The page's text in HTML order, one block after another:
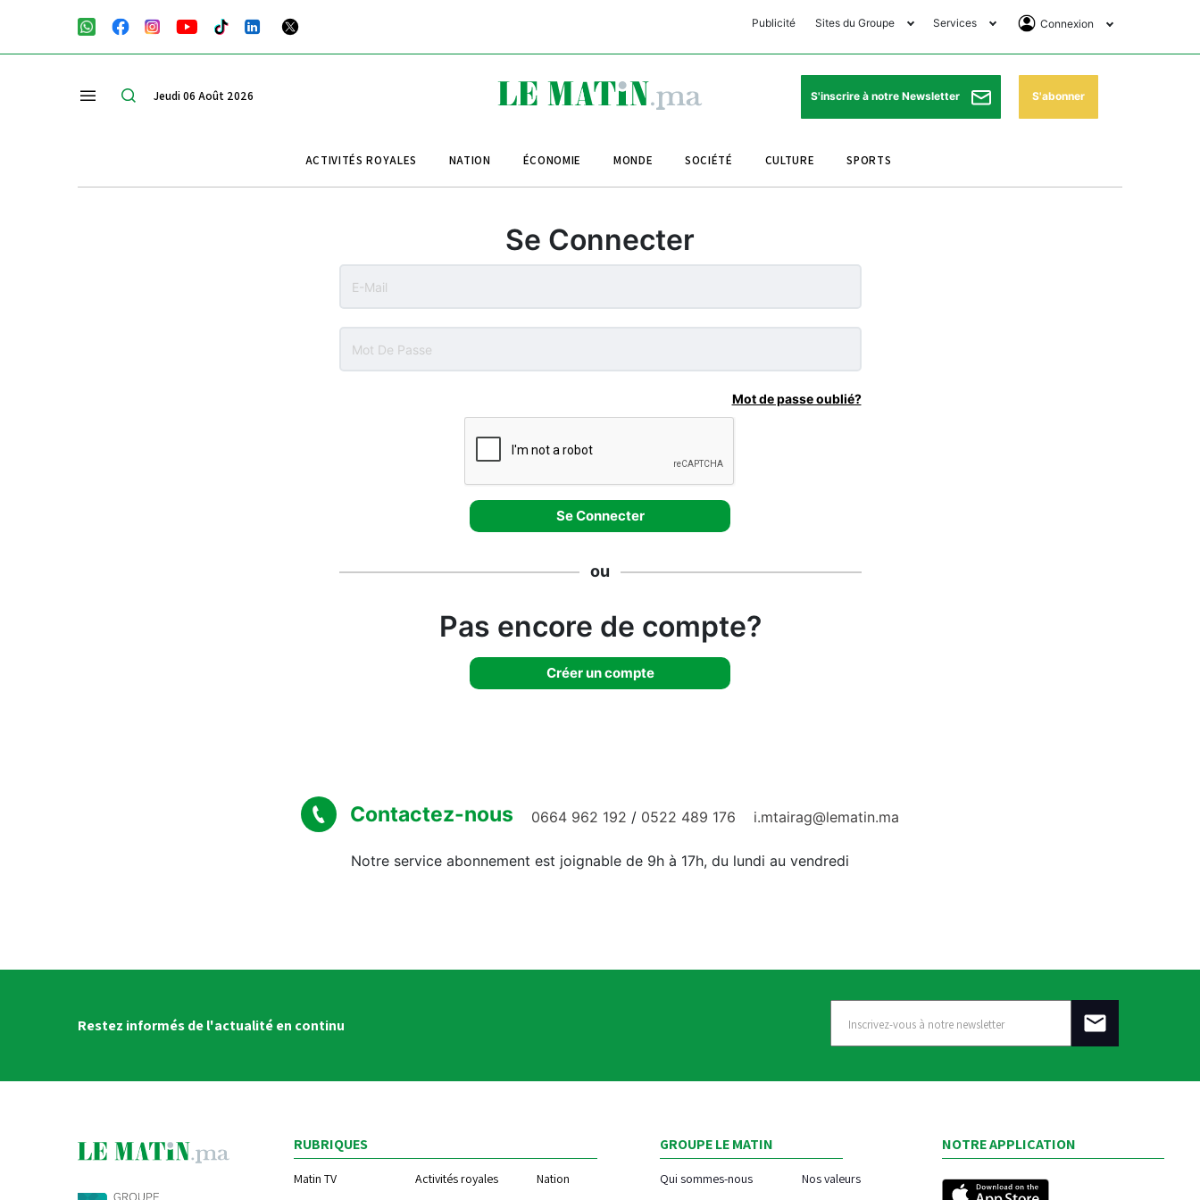
Publicité Sites du Groupe
Club Avantages
Le Matin Sports
Le Matin Store
Services
Horaires de prières
Pharmacies de garde
Programme TV
Connexion
Se Connecter
Abonnement
Jeudi 06 Août 2026 S'inscrire à notre Newsletter S'abonner
ACTIVITÉS ROYALES NATION ÉCONOMIE MONDE SOCIÉTÉ CULTURE SPORTS
Se Connecter
Mot de passe oublié?
ou
Pas encore de compte?
Créer un compte
Contactez-nous 0664 962 192 / 0522 489 176 i.mtairag@lematin.ma
Notre service abonnement est joignable de 9h à 17h, du lundi au vendredi
Restez informés de l'actualité en continu
RUBRIQUES
Matin TV Activités royales
Nation
GROUPE LE MATIN
Qui sommes-nous Nos valeurs
NOTRE APPLICATION